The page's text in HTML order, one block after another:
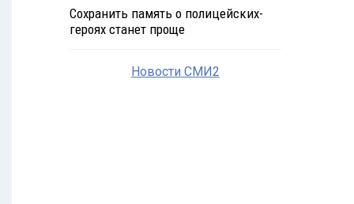
Сохранить память о полицейских-
героях станет проще
Новости СМИ2